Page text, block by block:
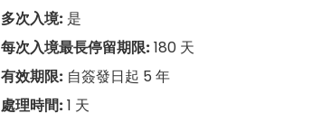
多次入境: 是
每次入境最長停留期限:180 天
有效期限: 自簽發日起 5 年
處理時間:1 天